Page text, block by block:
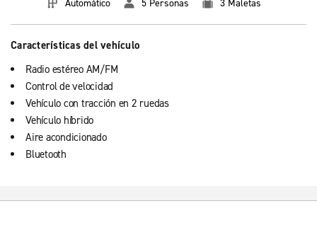
Automático 5 Personas 3 Maletas
Características del vehículo
Radio estéreo AM/FM
Control de velocidad
Vehículo con tracción en 2 ruedas
Vehículo híbrido
Aire acondicionado
Bluetooth